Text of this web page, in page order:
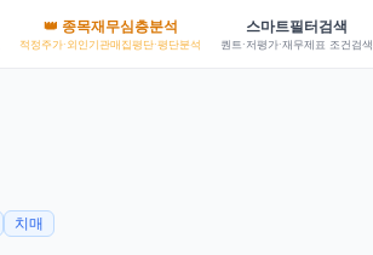
👑 종목재무심층분석
적정주가·외인기관매집평단·평단분석
스마트필터검색
퀀트·저평가·재무제표 조건검색
치매